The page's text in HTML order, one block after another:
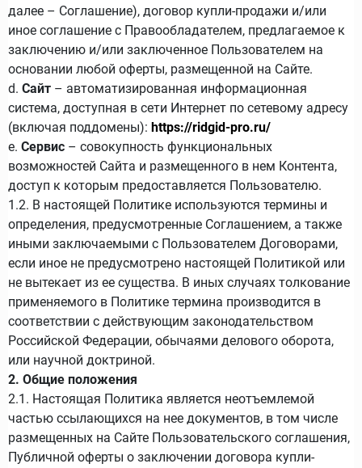
далее – Соглашение), договор купли-продажи и/или
иное соглашение с Правообладателем, предлагаемое к
заключению и/или заключенное Пользователем на
основании любой оферты, размещенной на Сайте.
d. Сайт – автоматизированная информационная
система, доступная в сети Интернет по сетевому адресу
(включая поддомены): https://ridgid-pro.ru/
e. Сервис – совокупность функциональных
возможностей Сайта и размещенного в нем Контента,
доступ к которым предоставляется Пользователю.
1.2. В настоящей Политике используются термины и
определения, предусмотренные Соглашением, а также
иными заключаемыми с Пользователем Договорами,
если иное не предусмотрено настоящей Политикой или
не вытекает из ее существа. В иных случаях толкование
применяемого в Политике термина производится в
соответствии с действующим законодательством
Российской Федерации, обычаями делового оборота,
или научной доктриной.
2. Общие положения
2.1. Настоящая Политика является неотъемлемой
частью ссылающихся на нее документов, в том числе
размещенных на Сайте Пользовательского соглашения,
Публичной оферты о заключении договора купли-